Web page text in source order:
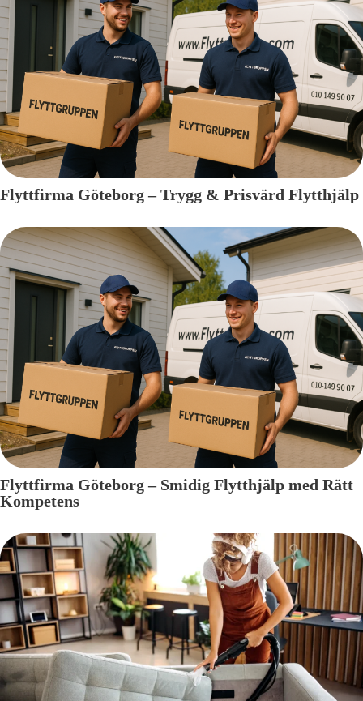
Flyttfirma Göteborg – Trygg & Prisvärd Flytthjälp
Flyttfirma Göteborg – Smidig Flytthjälp med Rätt
Kompetens